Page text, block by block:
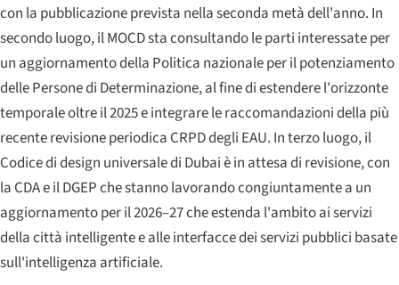
con la pubblicazione prevista nella seconda metà dell'anno. In
secondo luogo, il MOCD sta consultando le parti interessate per
un aggiornamento della Politica nazionale per il potenziamento
delle Persone di Determinazione, al fine di estendere l'orizzonte
temporale oltre il 2025 e integrare le raccomandazioni della più
recente revisione periodica CRPD degli EAU. In terzo luogo, il
Codice di design universale di Dubai è in attesa di revisione, con
la CDA e il DGEP che stanno lavorando congiuntamente a un
aggiornamento per il 2026–27 che estenda l'ambito ai servizi
della città intelligente e alle interfacce dei servizi pubblici basate
sull'intelligenza artificiale.